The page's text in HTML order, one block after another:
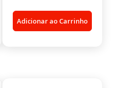
Adicionar ao Carrinho